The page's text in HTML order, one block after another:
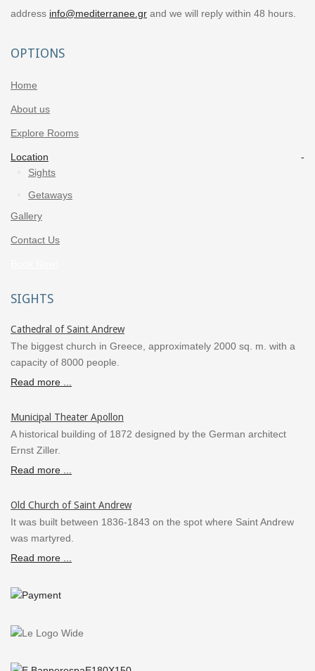
address info@mediterranee.gr and we will reply within 48 hours.
OPTIONS
Home
About us
Explore Rooms
Location
Sights
Getaways
Gallery
Contact Us
SIGHTS
Cathedral of Saint Andrew
The biggest church in Greece, approximately 2000 sq. m. with a
capacity of 8000 people.
Read more ...
Municipal Theater Apollon
A historical building of 1872 designed by the German architect
Ernst Ziller.
Read more ...
Old Church of Saint Andrew
It was built between 1836-1843 on the spot where Saint Andrew
was martyred.
Read more ...